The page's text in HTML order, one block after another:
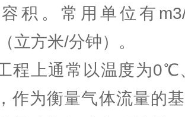
积。常用单位有
立方米/分钟）。
程上通常以温度为0℃
作为衡量气体流量的